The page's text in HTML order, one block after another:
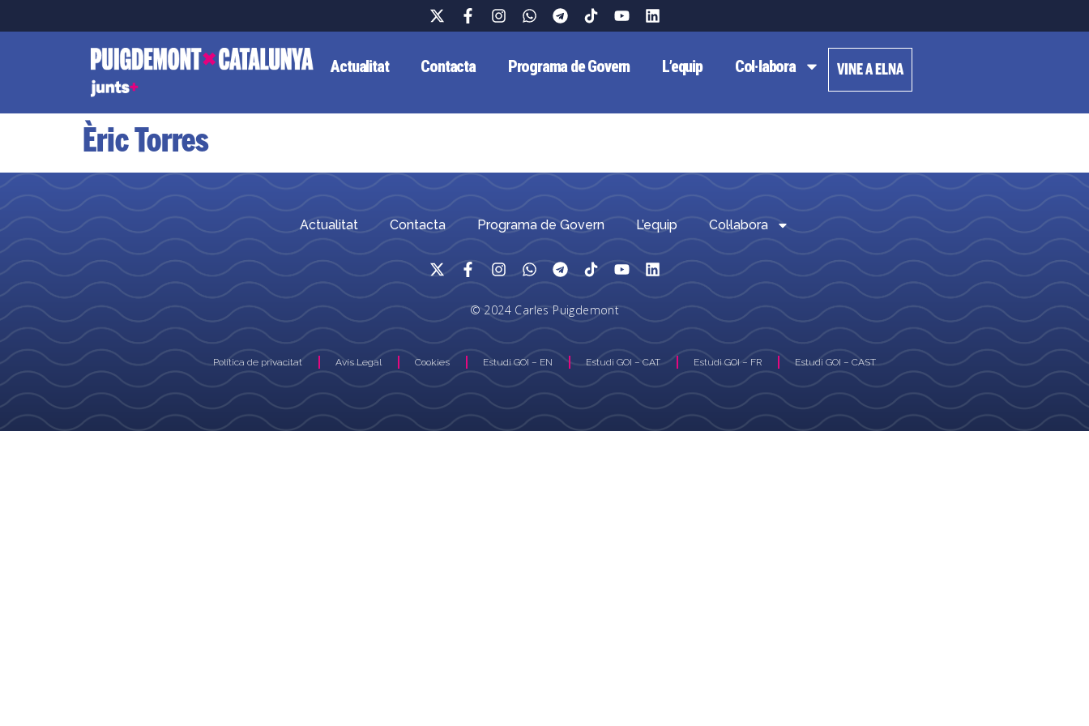
Actualitat Contacta Programa de Govern L’equip Col·labora VINE A ELNA
Èric Torres
Actualitat Contacta Programa de Govern L’equip Col·labora
© 2024 Carles Puigdemont
Política de privacitat Avís Legal Cookies Estudi GOI – EN Estudi GOI – CAT Estudi GOI – FR Estudi GOI – CAST